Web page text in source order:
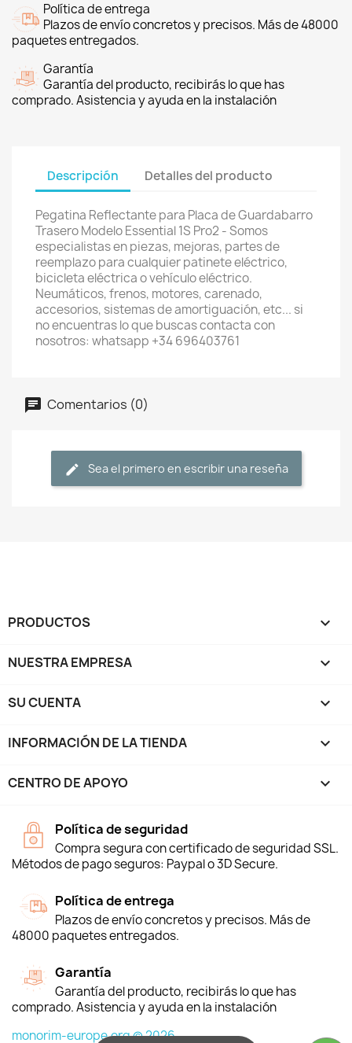
Política de entrega
Plazos de envío concretos y precisos. Más de 48000
paquetes entregados.
Garantía
Garantía del producto, recibirás lo que has
comprado. Asistencia y ayuda en la instalación
Descripción Detalles del producto
Pegatina Reflectante para Placa de Guardabarro
Trasero Modelo Essential 1S Pro2 - Somos
especialistas en piezas, mejoras, partes de
reemplazo para cualquier patinete eléctrico,
bicicleta eléctrica o vehículo eléctrico.
Neumáticos, frenos, motores, carenado,
accesorios, sistemas de amortiguación, etc... si
no encuentras lo que buscas contacta con
nosotros: whatsapp +34 696403761
Comentarios (0)
Sea el primero en escribir una reseña
PRODUCTOS 
NUESTRA EMPRESA 
SU CUENTA 
INFORMACIÓN DE LA TIENDA keyboard_arrow_down
CENTRO DE APOYO 
Política de seguridad
Compra segura con certificado de seguridad SSL.
Métodos de pago seguros: Paypal o 3D Secure.
Política de entrega
Plazos de envío concretos y precisos. Más de
48000 paquetes entregados.
Garantía
Garantía del producto, recibirás lo que has
comprado. Asistencia y ayuda en la instalación
monorim-europe.org © 2026